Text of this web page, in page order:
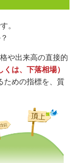
。
や出来高の直接的
は、下落相場）
ための指標を、質